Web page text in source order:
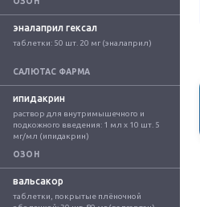
эналаприл гексал
таблетки: 50 шт. 20 мг (эналаприл)
САЛЮТАС ФАРМА
ипидакрин
раствор для внутримышечного и
подкожного введения: 1 мл x 10 шт. 5
мг/мл (ипидакрин)
ОЗОН
вальсакор
таблетки, покрытые плёночной